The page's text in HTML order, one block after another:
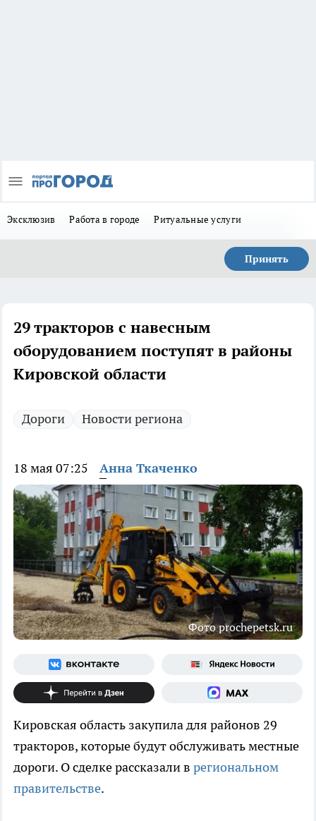
Эксклюзив Работа в городе Ритуальные услуги
Принять
29 тракторов с навесным
оборудованием поступят в районы
Кировской области
Дороги Новости региона
18 мая 07:25 Анна Ткаченко
Фото prochepetsk.ru
Кировская область закупила для районов 29
тракторов, которые будут обслуживать местные
дороги. О сделке рассказали в региональном
правительстве.